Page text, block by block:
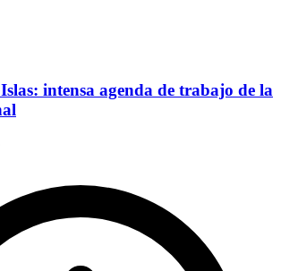
intensa agenda de trabajo de la